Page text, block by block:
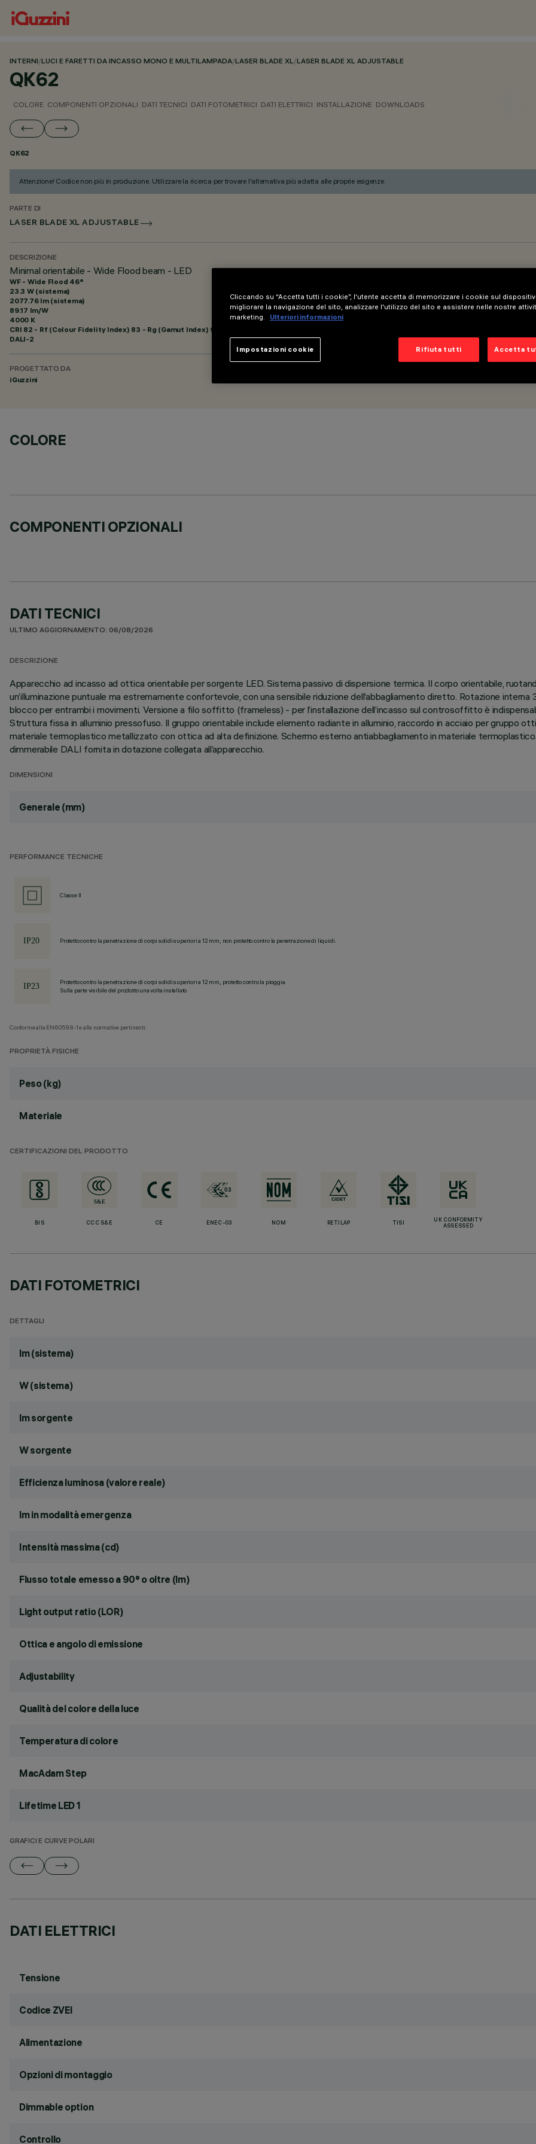
INTERNI/LUCI E FARETTI DA INCASSO MONO E MULTILAMPADA/LASER BLADE XL/LASER BLADE XL ADJUSTABLE
QK62
COLORE COMPONENTI OPZIONALI DATI TECNICI DATI FOTOMETRICI DATI ELETTRICI INSTALLAZIONE DOWNLOADS
QK62
Attenzione! Codice non più in produzione. Utilizzare la ricerca per trovare l'alternativa più adatta alle proprie esigenze.
PARTE DI
LASER BLADE XL ADJUSTABLE
DESCRIZIONE
Minimal orientabile - Wide Flood beam - LED
WF - Wide Flood 46°
23.3 W (sistema)
2077.76 lm (sistema)
89.17 lm/W
4000 K
CRI 82 - Rf (Colour Fidelity Index) 83 - Rg (Gamut Index) 94
DALI-2
PROGETTATO DA
iGuzzini
COLORE
COMPONENTI OPZIONALI
DATI TECNICI
ULTIMO AGGIORNAMENTO: 06/08/2026
DESCRIZIONE
Apparecchio ad incasso ad ottica orientabile per sorgente LED. Sistema passivo di dispersione termica. Il corpo orientabile,
un’illuminazione puntuale ma estremamente confortevole, con una sensibile riduzione dell’abbagliamento diretto. Rotazione
blocco per entrambi i movimenti. Versione a filo soffitto (frameless) - per l’installazione dell’incasso sul controsoffitto è
Struttura fissa in alluminio pressofuso. Il gruppo orientabile include elemento radiante in alluminio, raccordo in acciaio per gruppo
materiale termoplastico metallizzato con ottica ad alta definizione. Schermo esterno antiabbagliamento in materiale
dimmerabile DALI fornita in dotazione collegata all’apparecchio.
DIMENSIONI
Generale (mm)
PERFORMANCE TECNICHE
Classe II
Protetto contro la penetrazione di corpi solidi superiori a 12 mm, non protetto contro la penetrazione di liquidi.
Protetto contro la penetrazione di corpi solidi superiori a 12 mm, protetto contro la pioggia.
Sulla parte visibile del prodotto una volta installato
Conforme alla EN60598-1 e alle normative pertinenti.
PROPRIETÀ FISICHE
Peso (kg)
Materiale
CERTIFICAZIONI DEL PRODOTTO
BIS CCC S&E CE ENEC-03 NOM RETILAP TISI
UK CONFORMITY
ASSESSED
DATI FOTOMETRICI
DETTAGLI
lm (sistema)
W (sistema)
lm sorgente
W sorgente
Efficienza luminosa (valore reale)
lm in modalità emergenza
Intensità massima (cd)
Flusso totale emesso a 90° o oltre (lm)
Light output ratio (LOR)
Ottica e angolo di emissione
Adjustability
Qualità del colore della luce
Temperatura di colore
MacAdam Step
Lifetime LED 1
GRAFICI E CURVE POLARI
DATI ELETTRICI
Tensione
Codice ZVEI
Alimentazione
Opzioni di montaggio
Dimmable option
Controllo
Cliccando su “Accetta tutti i cookie”, l'utente accetta di memorizzare i cookie sul
migliorare la navigazione del sito, analizzare l'utilizzo del sito e assistere nelle nostre
marketing.
Ulteriori informazioni
Rifiuta tutti Accetta
Impostazioni cookie